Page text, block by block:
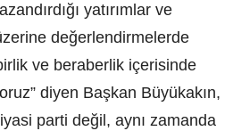
yatırımlar ve
değerlendirmelerde
ve beraberlik içerisinde
diyen Başkan Büyükakın,
parti değil, aynı zamanda